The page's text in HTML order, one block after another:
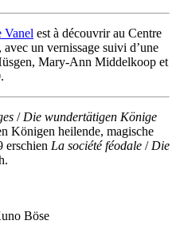
Vanel est à découvrir au Centre
un vernissage suivi d’une
Mary-Ann Middelkoop et
/ Die wundertätigen Könige
Königen heilende, magische
erschien La société féodale / Die
Böse